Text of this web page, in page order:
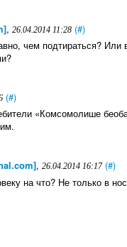
,26.04.2014 11:28 (#)
чем подтираться? Или
(#)
«Комсомолише
,26.04.2014 16:17 (#)
на что? Не только в